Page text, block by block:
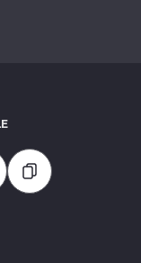
Whatsapp
par Mail
Copier l'URL